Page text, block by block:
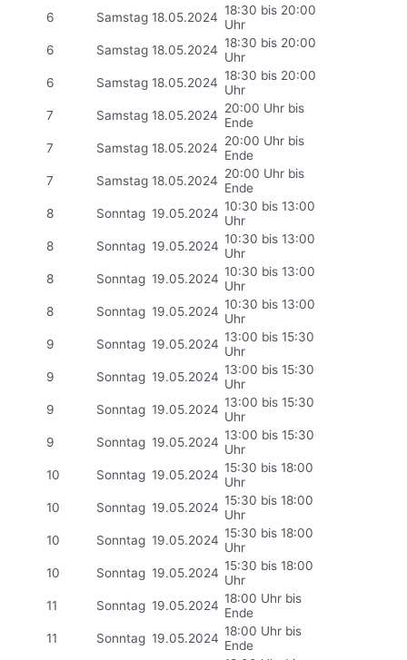
6
Samstag 18.05.2024 18:30 bis 20:00
Uhr
6
Samstag 18.05.2024 18:30 bis 20:00
Uhr
6
Samstag 18.05.2024 18:30 bis 20:00
Uhr
7
Samstag 18.05.2024 20:00 Uhr bis
Ende
7
Samstag 18.05.2024 20:00 Uhr bis
Ende
7
Samstag 18.05.2024 20:00 Uhr bis
Ende
8
Sonntag 19.05.2024 10:30 bis 13:00
Uhr
8
Sonntag 19.05.2024 10:30 bis 13:00
Uhr
8
Sonntag 19.05.2024 10:30 bis 13:00
Uhr
8
Sonntag 19.05.2024 10:30 bis 13:00
Uhr
9
Sonntag 19.05.2024 13:00 bis 15:30
Uhr
9
Sonntag 19.05.2024 13:00 bis 15:30
Uhr
9
Sonntag 19.05.2024 13:00 bis 15:30
Uhr
9
Sonntag 19.05.2024 13:00 bis 15:30
Uhr
10
Sonntag 19.05.2024 15:30 bis 18:00
Uhr
10
Sonntag 19.05.2024 15:30 bis 18:00
Uhr
10
Sonntag 19.05.2024 15:30 bis 18:00
Uhr
10
Sonntag 19.05.2024 15:30 bis 18:00
Uhr
11
Sonntag 19.05.2024 18:00 Uhr bis
Ende
11
Sonntag 19.05.2024 18:00 Uhr bis
Ende